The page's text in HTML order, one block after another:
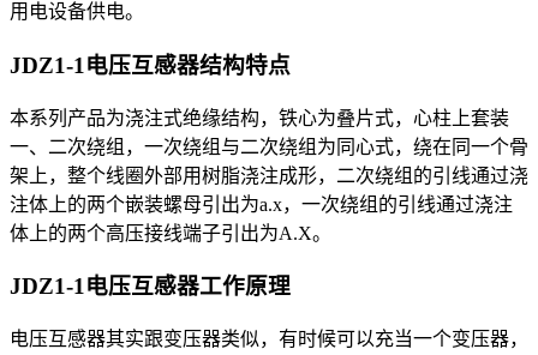
用电设备供电。
JDZ1-1电压互感器结构特点
本系列产品为浇注式绝缘结构，铁心为叠片式，心柱上套装
一、二次绕组，一次绕组与二次绕组为同心式，绕在同一个骨
架上，整个线圈外部用树脂浇注成形，二次绕组的引线通过浇
注体上的两个嵌装螺母引出为a.x，一次绕组的引线通过浇注
体上的两个高压接线端子引出为A.X。
JDZ1-1电压互感器工作原理
电压互感器其实跟变压器类似，有时候可以充当一个变压器，